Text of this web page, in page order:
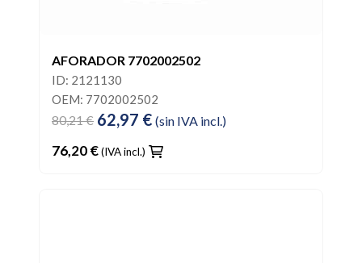
AFORADOR 7702002502
ID: 2121130
OEM: 7702002502
80,21 € 62,97 € (sin IVA incl.)
76,20 €(IVA incl.)